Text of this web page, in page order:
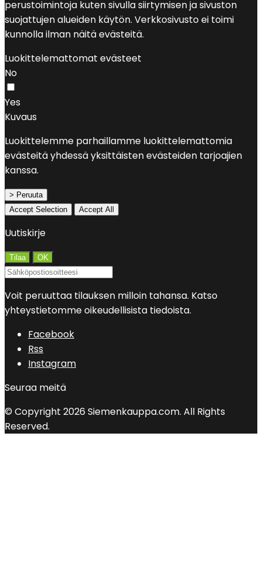
perustoimintoja kuten sivulla siirtymisen ja sivuston
suojattujen alueiden käytön. Verkkosivusto ei toimi
kunnolla ilman näitä evästeitä.
Luokittelemattomat evästeet
No
Yes
Kuvaus
Luokittelemme parhaillamme luokittelemattomia
evästeitä yhdessä yksittäisten evästeiden tarjoajien
kanssa.
> Peruuta
Accept Selection
Accept All
Uutiskirje
Voit peruuttaa tilauksen milloin tahansa. Katso
yhteystietomme oikeudellisista tiedoista.
Facebook
Rss
Instagram
Seuraa meitä
© Copyright 2026 Siemenkauppa.com. All Rights
Reserved.